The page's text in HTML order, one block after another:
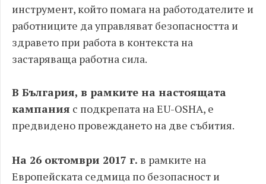
инструмент, който помага на работодателите и
работниците да управляват безопасността и
здравето при работа в контекста на
застаряваща работна сила.
В България, в рамките на настоящата
кампания с подкрепата на ЕU-OSHA, е
предвидено провеждането на две събития.
На 26 октомври 2017 г. в рамките на
Европейската седмица по безопасност и